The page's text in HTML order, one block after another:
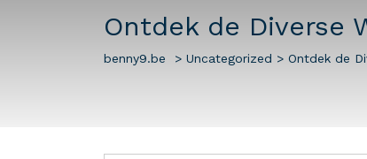
Ontdek de Diverse
benny9.be > Uncategorized > Ontdek de